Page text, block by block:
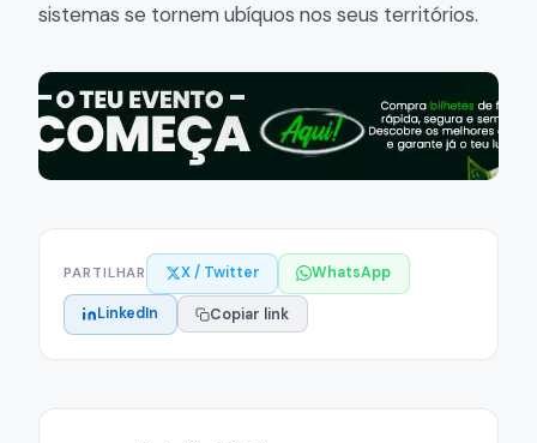
sistemas se tornem ubíquos nos seus territórios.
PARTILHAR X / Twitter WhatsApp
LinkedIn Copiar link